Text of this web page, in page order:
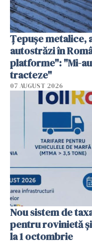
Țepușe metalice,
autostrăzi în
platforme": "Mi-
tracteze"
07 AUGUST 2026
Nou sistem de
pentru rovinietă
la 1 octombrie